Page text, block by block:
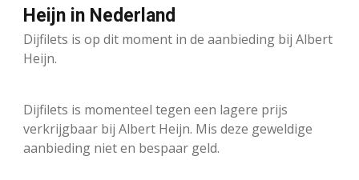
Heijn in Nederland
Dijfilets is op dit moment in de aanbieding bij Albert
Heijn.
Dijfilets is momenteel tegen een lagere prijs
verkrijgbaar bij Albert Heijn. Mis deze geweldige
aanbieding niet en bespaar geld.